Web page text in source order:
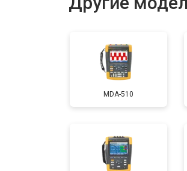
MDA-510